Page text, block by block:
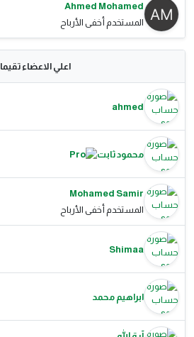
Ahmed Mohamed
المستخدم أخفى الأرباح
اعلي الاعضاء تقيما
ahmed
محمود ثابت
Mohamed Samir
المستخدم أخفى الأرباح
Shimaa
ابراهيم محمد